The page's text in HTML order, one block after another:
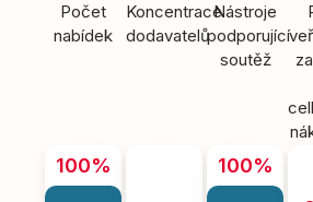
Počet
nabídek
Koncentrace
dodavatelů
Nástroje
podporující
soutěž
100% 100%